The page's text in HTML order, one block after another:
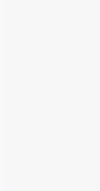
Déjà à la tête de la
Ventura et Cesar
Sept